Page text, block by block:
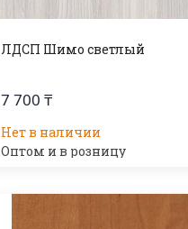
ЛДСП Шимо светлый
7 700 ₸
Нет в наличии
Оптом и в розницу